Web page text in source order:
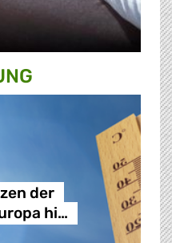
der
hi…